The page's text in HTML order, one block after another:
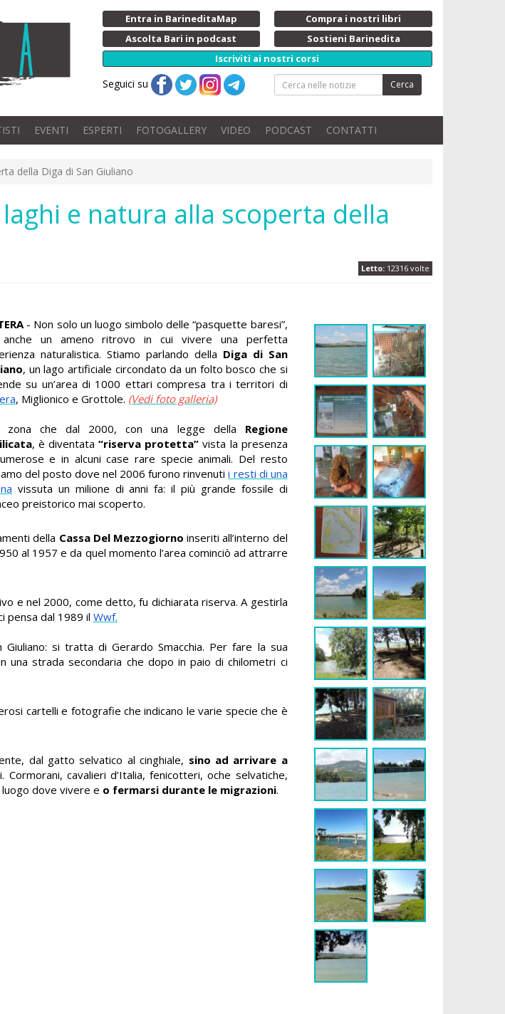
Entra in BarineditaMap
Compra i nostri libri
Ascolta Bari in podcast
Sostieni Barinedita
Iscriviti ai nostri corsi
Seguici su Cerca
EVENTI ESPERTI FOTOGALLERY VIDEO PODCAST CONTATTI
della Diga di San Giuliano
e natura alla scoperta della
Letto: 12316 volte
- Non solo un luogo simbolo delle “pasquette baresi”,
un ameno ritrovo in cui vivere una perfetta
naturalistica. Stiamo parlando della Diga di San
, un lago artificiale circondato da un folto bosco che si
su un’area di 1000 ettari compresa tra i territori di
, Miglionico e Grottole. (Vedi foto galleria)
zona che dal 2000, con una legge della Regione
, è diventata“riserva protetta” vista la presenza
e in alcuni case rare specie animali. Del resto
del posto dove nel 2006 furono rinvenutii resti di una
vissuta un milione di anni fa: il più grande fossile di
preistorico mai scoperto.
della Cassa Del Mezzogiorno inseriti all’interno del
al 1957 e da quel momento l’area cominciò ad attrarre
e nel 2000, come detto, fu dichiarata riserva. A gestirla
pensa dal 1989 il Wwf.
Giuliano: si tratta di Gerardo Smacchia. Per fare la sua
una strada secondaria che dopo in paio di chilometri ci
cartelli e fotografie che indicano le varie specie che è
dal gatto selvatico al cinghiale, sino ad arrivare a
cavalieri d’Italia, fenicotteri, oche selvatiche,
dove vivere e o fermarsi durante le migrazioni.